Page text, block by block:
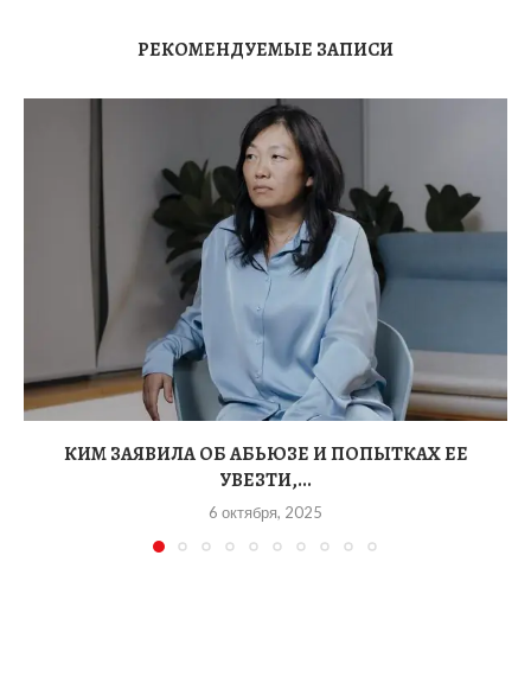
РЕКОМЕНДУЕМЫЕ ЗАПИСИ
КИМ ЗАЯВИЛА ОБ АБЬЮЗЕ И ПОПЫТКАХ ЕЕ
УВЕЗТИ,...
6 октября, 2025